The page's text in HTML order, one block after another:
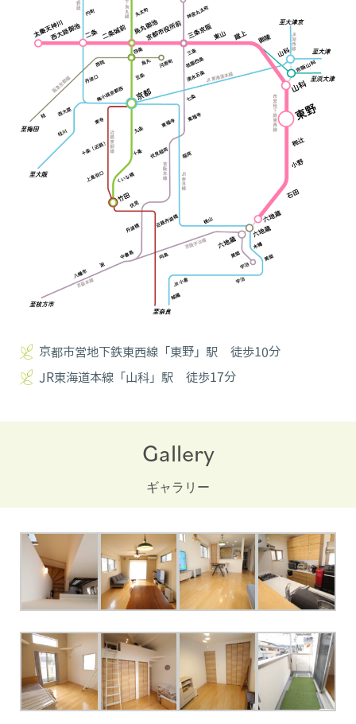
京都市営地下鉄東西線「東野」駅 徒歩10分
JR東海道本線「山科」駅 徒歩17分
Gallery
ギャラリー